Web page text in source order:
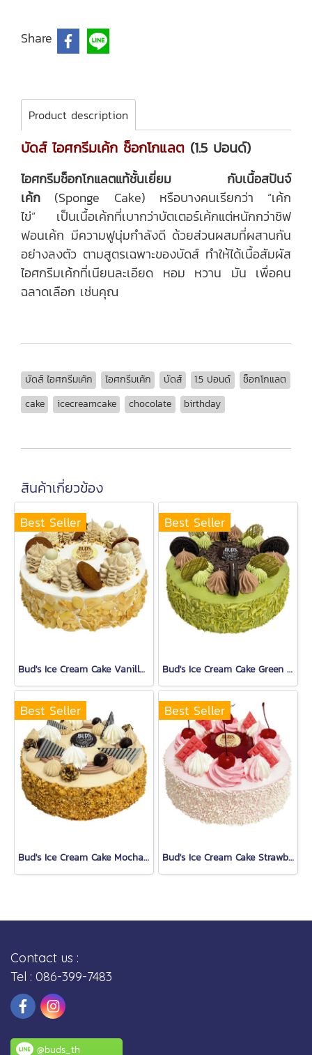
Share
Product description
บัดส์ ไอศกรีมเค้ก ช็อกโกแลต (1.5 ปอนด์)
ไอศกรีมช็อกโกแลตแท้ชั้นเยี่ยม กับเนื้อสปันจ์
เค้ก (Sponge Cake) หรือบางคนเรียกว่า “เค้ก
ไข่” เป็นเนื้อเค้กที่เบากว่าบัตเตอร์เค้กแต่หนักกว่าชิฟ
ฟอนเค้ก มีความฟูนุ่มกำลังดี ด้วยส่วนผสมที่ผสานกัน
อย่างลงตัว ตามสูตรเฉพาะของบัดส์ ทำให้ได้เนื้อสัมผัส
ไอศกรีมเค้กที่เนียนละเอียด หอม หวาน มัน เพื่อคน
ฉลาดเลือก เช่นคุณ
บัดส์ ไอศกรีมเค้ก ไอศกรีมเค้ก บัดส์ 1.5 ปอนด์
ช็อกโกแลต
cake
icecreamcake chocolate birthday
สินค้าเกี่ยวข้อง
Best Seller
Bud's Ice Cream Cake Vanilla (1.5 Lb.)
Best Seller
Bud's Ice Cream Cake Green Tea (1.5 Lb.)
Best Seller
Bud's Ice Cream Cake Mocha Almond Fudge (1.5 Lb.)
Best Seller
Bud's Ice Cream Cake Strawberry (1.5 Lb.)
Contact us :
Tel : 086-399-7483
@buds_th